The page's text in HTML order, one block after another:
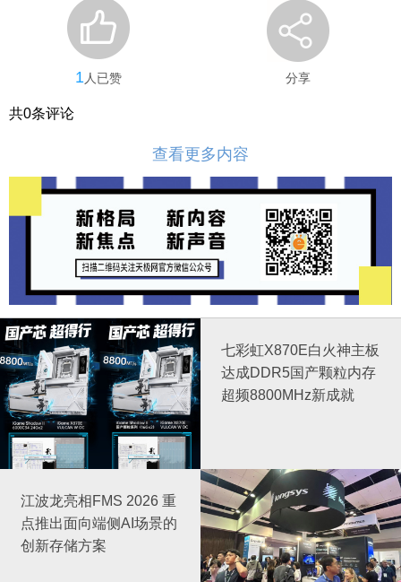
1人已赞 分享
共0条评论
查看更多内容
七彩虹X870E白火神主板
达成DDR5国产颗粒内存
超频8800MHz新成就
江波龙亮相FMS 2026 重
点推出面向端侧AI场景的
创新存储方案